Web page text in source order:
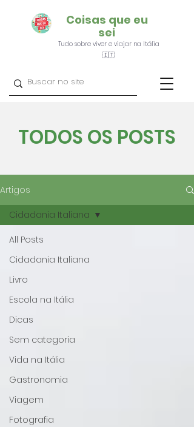
Coisas que eu
sei
Tudo sobre viver e viajar na Itália
🇮🇹
TODOS OS POSTS
Artigos
All Posts
Cidadania Italiana
Livro
Escola na Itália
Dicas
Sem categoria
Vida na Itália
Gastronomia
Viagem
Fotografia
Cidadania Italiana